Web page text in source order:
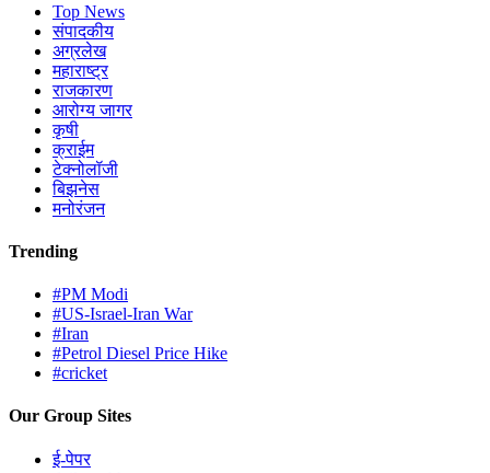
Top News
संपादकीय
अग्रलेख
महाराष्ट्र
राजकारण
आरोग्य जागर
कृषी
क्राईम
टेक्नोलॉजी
बिझनेस
मनोरंजन
Trending
#PM Modi
#US-Israel-Iran War
#Iran
#Petrol Diesel Price Hike
#cricket
Our Group Sites
ई-पेपर